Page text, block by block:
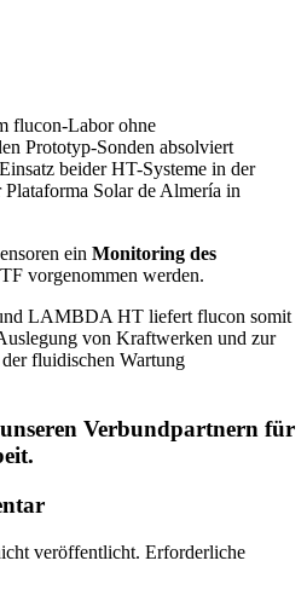
flucon-Labor ohne
Prototyp-Sonden absolviert
beider HT-Systeme in der
Solar de Almería in
ein Monitoring des
vorgenommen werden.
LAMBDA HT liefert flucon somit
von Kraftwerken und zur
fluidischen Wartung
Verbundpartnern für
veröffentlicht. Erforderliche